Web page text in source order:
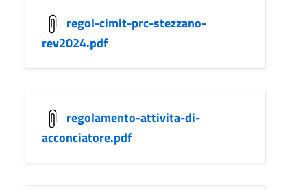
regol-cimit-prc-stezzano-
rev2024.pdf
regolamento-attivita-di-
acconciatore.pdf